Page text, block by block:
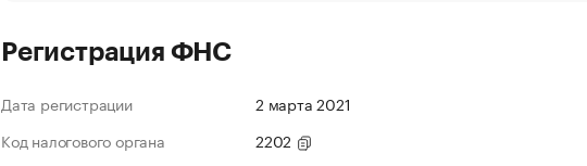
Регистрация ФНС
Дата регистрации
2 марта 2021
Код налогового органа
2202